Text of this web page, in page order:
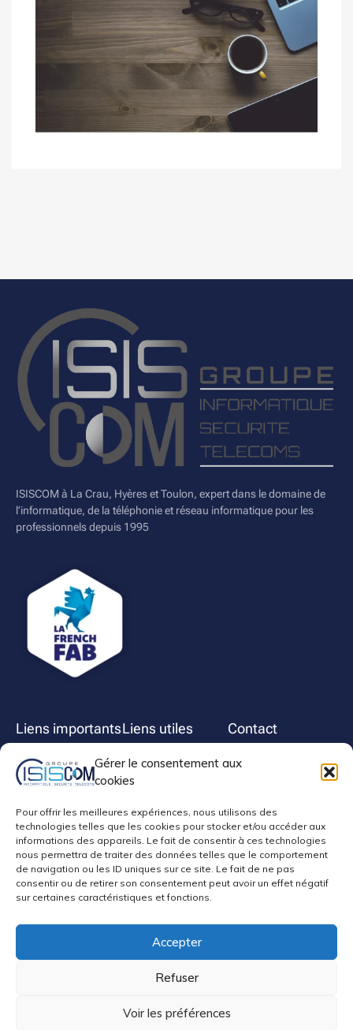
Gérer le consentement aux
cookies
Pour offrir les meilleures expériences, nous utilisons des
technologies telles que les cookies pour stocker et/ou accéder aux
informations des appareils. Le fait de consentir à ces technologies
nous permettra de traiter des données telles que le comportement
de navigation ou les ID uniques sur ce site. Le fait de ne pas
consentir ou de retirer son consentement peut avoir un effet négatif
sur certaines caractéristiques et fonctions.
Accepter
Refuser
Voir les préférences
ISISCOM à La Crau, Hyères et Toulon, expert dans le domaine de
l’informatique, de la téléphonie et réseau informatique pour les
professionnels depuis 1995
Liens importants
Mentions légales
Politique des cookies
Le groupe
Conditions générales
Liens utiles
Entreprise informatique
Matériel informatique
La Crau, Hyères et
Toulon
Téléphonie Fixe La
Crau, Hyères et Toulon
Sécurité informatique
La Crau, Hyères et
Réseau informatique La
Contact
ISISCOM Parc d'activité
de l'Estagnol, 334 Imp.
bonjour@isiscom
04 94 75 22 61
Tous droits réservés